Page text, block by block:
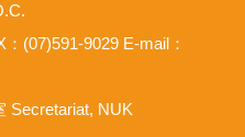
(07)591-9029 E-mail：
Secretariat, NUK